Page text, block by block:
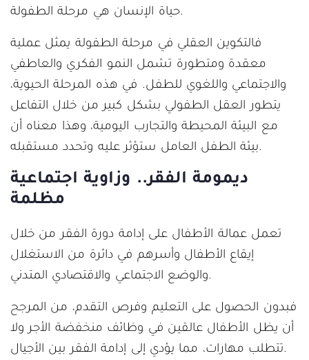
حياة الإنسان هي مرحلة الطفولة.
فالتكوين العقلي في مرحلة الطفولة يمثل عملية
معقدة ومتطورة تشمل النمو الفكري والعاطفي
والاجتماعي واللغوي للطفل. في هذه المرحلة الحيوية،
يتطور العقل الطفولي بشكل كبير من خلال التفاعل
مع البيئة المحيطة والتجارب اليومية، وهذا معناه أن
بيئة الطفل العامل ستؤثر عليه وتحدد مستقبله.
ديمومة الفقر.. وزاوية اجتماعية
مظلمة
تعمل عمالة الأطفال على إدامة دورة الفقر من خلال
إيقاع الأطفال وأسرهم في دائرة من الاستغلال
والوضع الاجتماعي والاقتصادي المتدني.
فبدون الحصول على التعليم وفرص التقدم، من المرجح
أن يظل الأطفال عالقين في وظائف منخفضة الأجر ولا
تتطلب مهارات، مما يؤدي إلى إدامة الفقر بين الأجيال.